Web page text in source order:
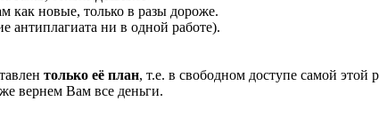
как новые, только в разы дороже.
антиплагиата ни в одной работе).
только её план, т.е. в свободном доступе самой этой
вернем Вам все деньги.